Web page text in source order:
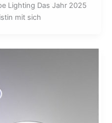
Lighting Das Jahr 2025
mit sich